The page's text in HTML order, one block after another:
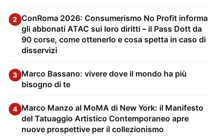
2 ConRoma 2026: Consumerismo No Profit informa
gli abbonati ATAC sui loro diritti – il Pass Dott da
90 corse, come ottenerlo e cosa spetta in caso di
disservizi
3 Marco Bassano: vivere dove il mondo ha più
bisogno di te
4 Marco Manzo al MoMA di New York: il Manifesto
del Tatuaggio Artistico Contemporaneo apre
nuove prospettive per il collezionismo